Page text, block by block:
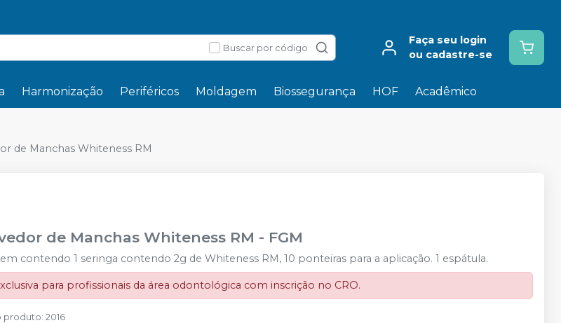
Buscar por código
Faça seu login
ou cadastre-se
Harmonização Periféricos Moldagem Biossegurança HOF Acadêmico
de Manchas Whiteness RM
de Manchas Whiteness RM - FGM
contendo 1 seringa contendo 2g de Whiteness RM, 10 ponteiras para a aplicação. 1 espátula.
para profissionais da área odontológica com inscrição no CRO.
produto:2016